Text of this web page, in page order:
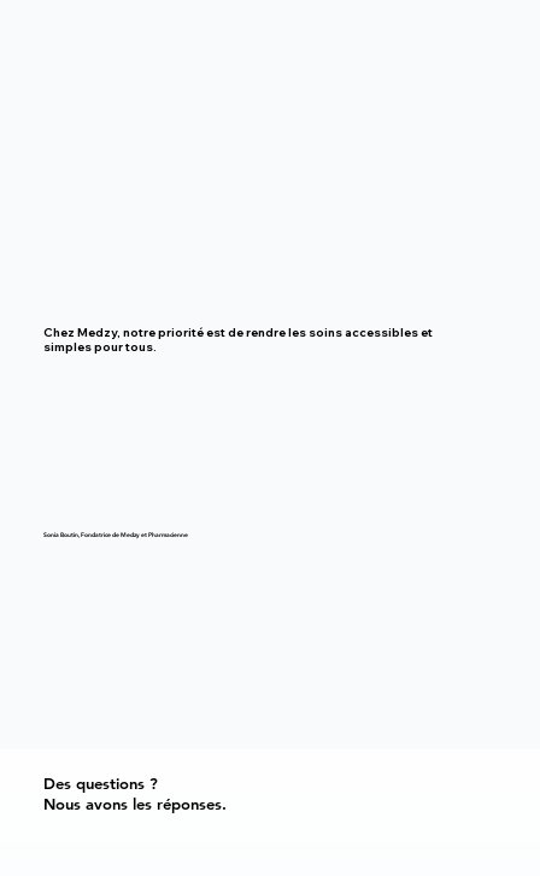
Sonia Boutin, Fondatrice de Medzy et Pharmacienne
Chez Medzy, notre priorité est de rendreles soins accessibles et
simples pour tous.
Des questions ?
Nous avons les réponses.